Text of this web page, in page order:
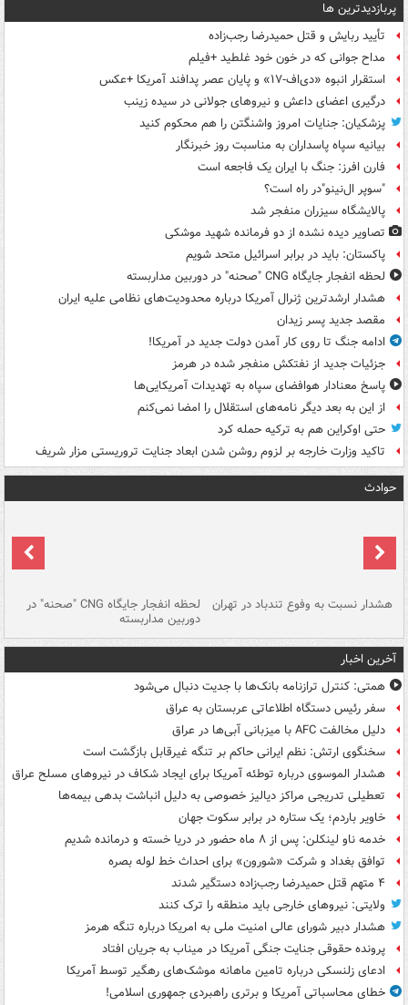
پربازدیدترین ها
تأیید ربایش و قتل حمیدرضا رجب‌زاده
مداح جوانی که در خون خود غلطید +فیلم
استقرار انبوه «دی‌اف‑۱۷» و پایان عصر پدافند آمریکا +عکس
درگیری اعضای داعش و نیروهای جولانی در سیده زینب
پزشکیان: جنایات امروز واشنگتن را هم محکوم کنید
بیانیه سپاه پاسداران به مناسبت روز خبرنگار
فارن افرز: جنگ با ایران یک فاجعه است
"سوپر ال‌نینو"در راه است؟
پالایشگاه سیزران منفجر شد
تصاویر دیده‌ نشده از دو فرمانده شهید موشکی
پاکستان: باید در برابر اسرائیل متحد شویم
لحظه انفجار جایگاه CNG "صحنه" در دوربین مداربسته
هشدار ارشدترین ژنرال آمریکا درباره محدودیت‌های نظامی علیه ایران
مقصد جدید پسر زیدان
ادامه جنگ تا روی کار آمدن دولت جدید در آمریکا!
جزئیات جدید از نفتکش منفجر شده در هرمز
پاسخ معنادار هوافضای سپاه به تهدیدات آمریکایی‌ها
از این به بعد دیگر نامه‌های استقلال را امضا نمی‌کنم
حتی اوکراین هم به ترکیه حمله کرد
تاکید وزارت خارجه بر لزوم روشن شدن ابعاد جنایت تروریستی مزار شریف
حوادث
هشدار نسبت به وفوع تندباد در تهران لحظه انفجار جایگاه CNG "صحنه" در
دوربین مداربسته
آخرین اخبار
همتی: کنترل ترازنامه بانک‌ها با جدیت دنبال می‌شود
سفر رئیس دستگاه اطلاعاتی عربستان به عراق
دلیل مخالفت AFC با میزبانی آبی‌ها در عراق
سخنگوی ارتش: نظم ایرانی حاکم بر تنگه غیرقابل بازگشت است
هشدار الموسوی درباره توطئه آمریکا برای ایجاد شکاف در نیروهای مسلح عراق
تعطیلی تدریجی مراکز دیالیز خصوصی به دلیل انباشت بدهی بیمه‌ها
خاویر باردم؛ یک ستاره در برابر سکوت جهان
خدمه ناو لینکلن: پس از ۸ ماه حضور در دریا خسته و درمانده‌ شدیم
توافق بغداد و شرکت «شورون» برای احداث خط لوله بصره
۴ متهم قتل حمیدرضا رجب‌زاده دستگیر شدند
ولایتی: نیروهای خارجی باید منطقه را ترک کنند
هشدار دبیر شورای عالی امنیت ملی به امریکا درباره تنگه هرمز
پرونده حقوقی جنایت جنگی آمریکا در میناب به جریان افتاد
ادعای زلنسکی درباره تامین ماهانه موشک‌های رهگیر توسط آمریکا
خطای محاسباتی آمریکا و برتری راهبردی جمهوری اسلامی!